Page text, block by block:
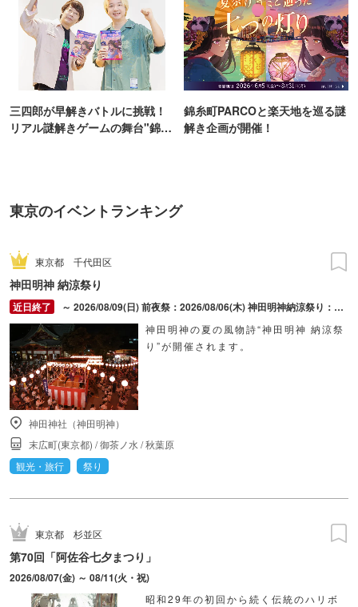
三四郎が早解きバトルに挑戦！
リアル謎解きゲームの舞台"錦糸
錦糸町PARCOと楽天地を巡る謎
解き企画が開催！
東京のイベントランキング
東京都 千代田区
神田明神 納涼祭り
～ 2026/08/09(日) 前夜祭：2026/08/06(木) 神田明神納涼祭り：2026/08/07(金) ～ 2026/08/09(日)
神田明神の夏の風物詩“神田明神 納涼祭
り”が開催されます。
神田神社（神田明神）
末広町(東京都) /御茶ノ水 /秋葉原
観光・旅行
祭り
東京都 杉並区
第70回「阿佐谷七夕まつり」
2026/08/07(金) ～ 08/11(火・祝)
昭和29年の初回から続く伝統のハリボ